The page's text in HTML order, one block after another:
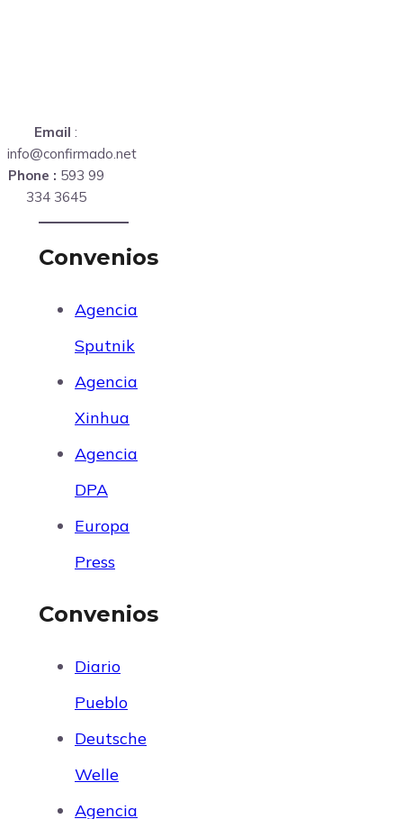
Email :
info@confirmado.net
Phone : 593 99
334 3645
Convenios
Agencia
Sputnik
Agencia
Xinhua
Agencia
DPA
Europa
Press
Convenios
Diario
Pueblo
Deutsche
Welle
Agencia